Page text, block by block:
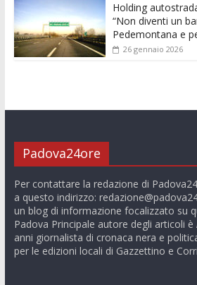
Holding
“Non diventi un
Pedemontana e
26 gennaio 2026
Padova24ore
Per contattare la redazione di
a questo indirizzo:
un blog di informazione focalizzato su
Padova Principale autore degli articoli
anni giornalista di cronaca nera e
per le edizioni locali di Gazzettino e